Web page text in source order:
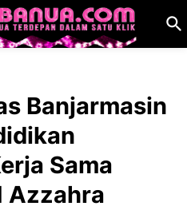
Banjarmasin
Sama
Azzahra